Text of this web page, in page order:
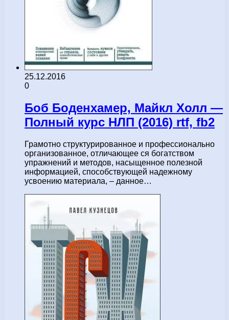
25.12.2016
0
Боб Боденхамер, Майкл Холл —
Полный курс НЛП (2016) rtf, fb2
Грамотно структурированное и профессионально
организованное, отличающее ся богатством
упражнений и методов, насыщенное полезной
информацией, способствующей надежному
усвоению материала, – данное…